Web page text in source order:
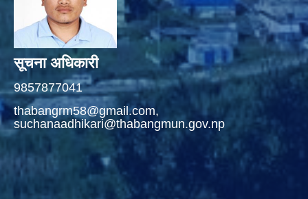
सूचना अधिकारी
9857877041
thabangrm58@gmail.com,
suchanaadhikari@thabangmun.gov.np